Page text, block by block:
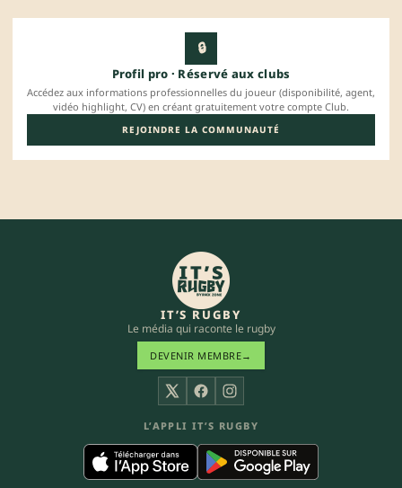
🔒
Profil pro · Réservé aux clubs
Accédez aux informations professionnelles du joueur (disponibilité, agent,
vidéo highlight, CV) en créant gratuitement votre compte Club.
REJOINDRE LA COMMUNAUTÉ
IT’S RUGBY
Le média qui raconte le rugby
DEVENIR MEMBRE→
X FacebookInstagram
L’APPLI IT’S RUGBY